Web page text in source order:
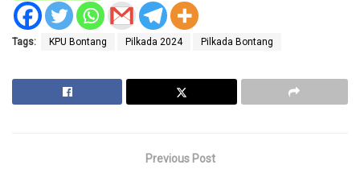
Tags: KPU Bontang Pilkada 2024 Pilkada Bontang
Previous Post